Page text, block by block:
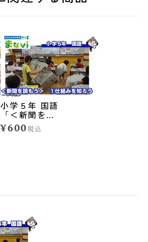
小学５年 国語
「＜新聞を読
もう＞①仕組
みを知ろう」
¥600 税込